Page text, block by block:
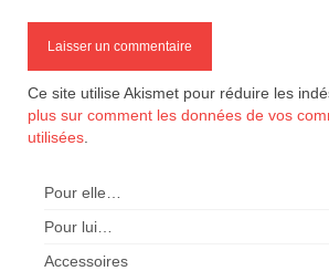
Ce site utilise Akismet pour réduire les
plus sur comment les données de vos
utilisées
Pour elle…
Pour lui…
Accessoires